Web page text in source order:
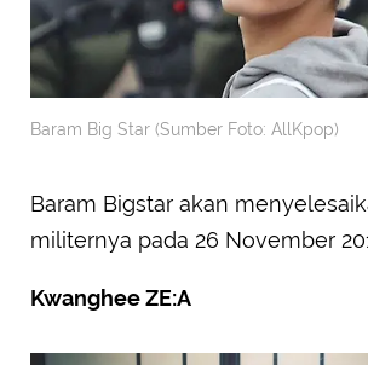
Baram Big Star (Sumber Foto: AllKpop)
Baram Bigstar akan
militernya pada 26 November
Kwanghee ZE:A